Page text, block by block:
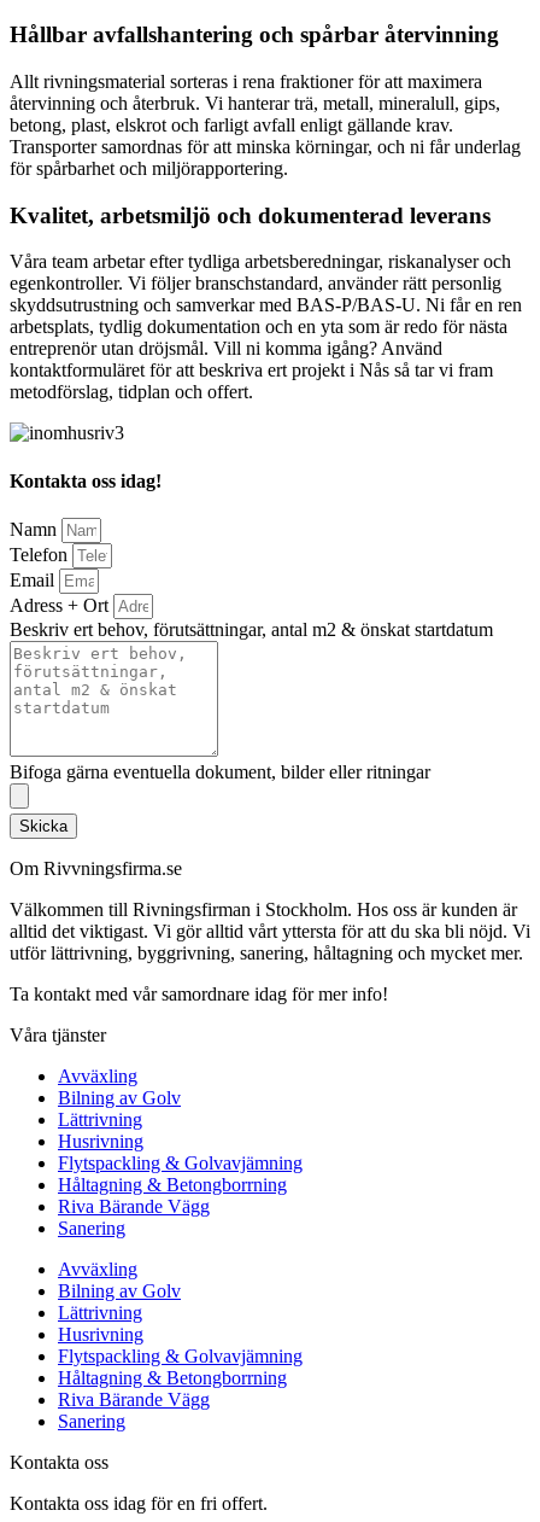
Hållbar avfallshantering och spårbar återvinning
Allt rivningsmaterial sorteras i rena fraktioner för att maximera
återvinning och återbruk. Vi hanterar trä, metall, mineralull, gips,
betong, plast, elskrot och farligt avfall enligt gällande krav.
Transporter samordnas för att minska körningar, och ni får underlag
för spårbarhet och miljörapportering.
Kvalitet, arbetsmiljö och dokumenterad leverans
Våra team arbetar efter tydliga arbetsberedningar, riskanalyser och
egenkontroller. Vi följer branschstandard, använder rätt personlig
skyddsutrustning och samverkar med BAS-P/BAS-U. Ni får en ren
arbetsplats, tydlig dokumentation och en yta som är redo för nästa
entreprenör utan dröjsmål. Vill ni komma igång? Använd
kontaktformuläret för att beskriva ert projekt i Nås så tar vi fram
metodförslag, tidplan och offert.
Kontakta oss idag!
Namn
Telefon
Email
Adress + Ort
Beskriv ert behov, förutsättningar, antal m2 & önskat startdatum
Bifoga gärna eventuella dokument, bilder eller ritningar
Skicka
Om Rivvningsfirma.se
Välkommen till Rivningsfirman i Stockholm. Hos oss är kunden är
alltid det viktigast. Vi gör alltid vårt yttersta för att du ska bli nöjd. Vi
utför lättrivning, byggrivning, sanering, håltagning och mycket mer.
Ta kontakt med vår samordnare idag för mer info!
Våra tjänster
Avväxling
Bilning av Golv
Lättrivning
Husrivning
Flytspackling & Golvavjämning
Håltagning & Betongborrning
Riva Bärande Vägg
Sanering
Avväxling
Bilning av Golv
Lättrivning
Husrivning
Flytspackling & Golvavjämning
Håltagning & Betongborrning
Riva Bärande Vägg
Sanering
Kontakta oss
Kontakta oss idag för en fri offert.